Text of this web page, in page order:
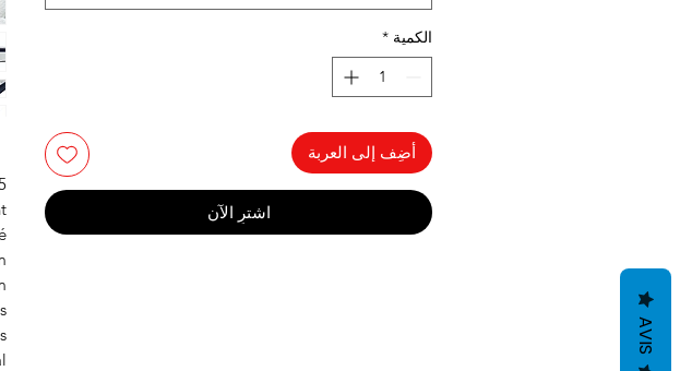
الكمية *
أضِف إلى العربة
اشترِ الآن
AVIS